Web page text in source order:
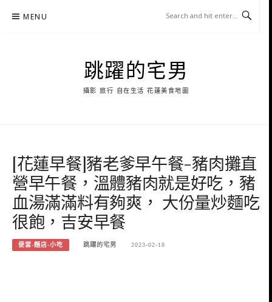
MENU
跳躍的宅男
攝影 旅行 自在生活 花蓮美食地圖
[花蓮早餐]豬老爹早午餐-豬肉攤直
營早午餐，溫體豬肉就是好吃，豬
血湯滿滿料有夠爽， 大份量炒麵吃
很飽，吉安早餐
便當-麵店-小吃 跳躍的宅男 2023-02-18